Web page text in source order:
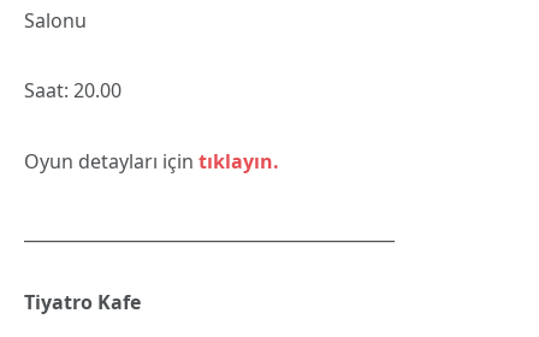
Salonu
Saat: 20.00
Oyun detayları için tıklayın.
Tiyatro Kafe